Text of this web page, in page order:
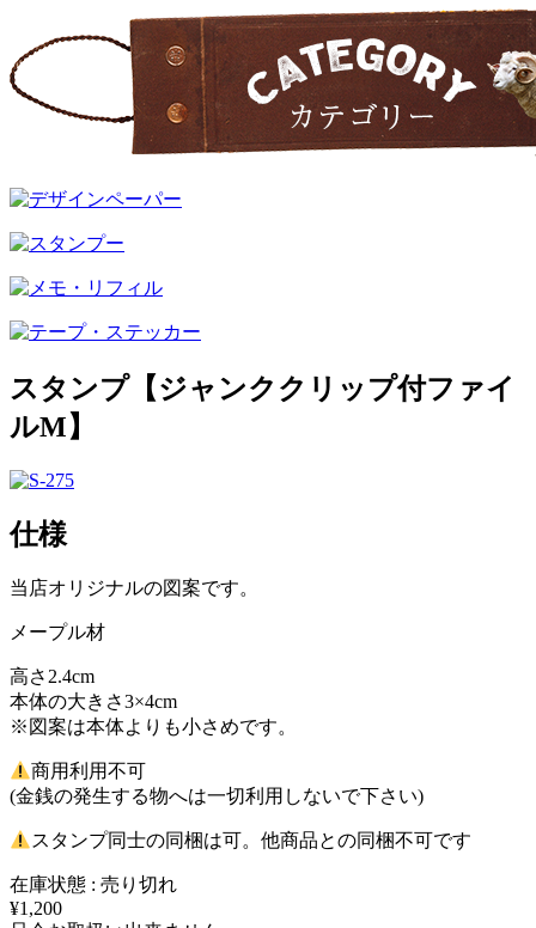
スタンプ【ジャンククリップ付ファイ
ルM】
仕様
当店オリジナルの図案です。
メープル材
高さ2.4cm
本体の大きさ3×4cm
※図案は本体よりも小さめです。
商用利用不可
(金銭の発生する物へは一切利用しないで下さい)
スタンプ同士の同梱は可。他商品との同梱不可です
在庫状態 : 売り切れ
¥1,200